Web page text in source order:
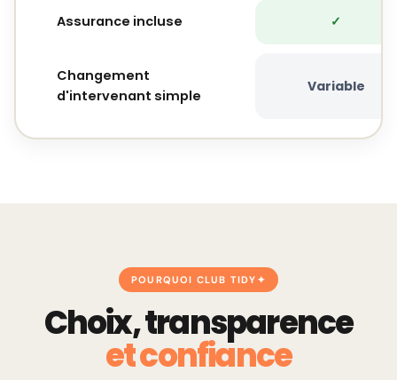
Assurance incluse ✓
Changement
d'intervenant simple
Variable
POURQUOI CLUB TIDY
Choix, transparence
et confiance